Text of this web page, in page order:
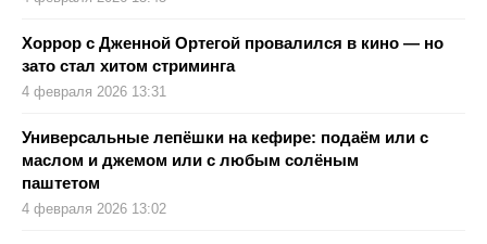
Хоррор с Дженной Ортегой провалился в кино — но
зато стал хитом стриминга
4 февраля 2026 13:31
Универсальные лепёшки на кефире: подаём или с
маслом и джемом или с любым солёным
паштетом
4 февраля 2026 13:02